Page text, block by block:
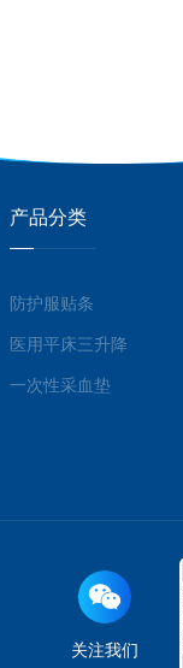
产品分类
防护服贴条
医用平床三升降
一次性采血垫
关注我们